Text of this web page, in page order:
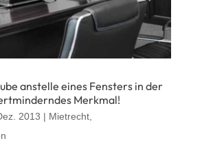
anstelle eines Fensters in der
Merkmal!
2013 | Mietrecht,